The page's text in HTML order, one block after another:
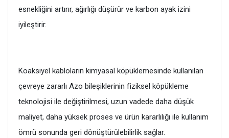
esnekliğini artırır, ağırlığı düşürür ve karbon ayak izini
iyileştirir.
Koaksiyel kabloların kimyasal köpüklemesinde kullanılan
çevreye zararlı Azo bileşiklerinin fiziksel köpükleme
teknolojisi ile değiştirilmesi, uzun vadede daha düşük
maliyet, daha yüksek proses ve ürün kararlılığı ile kullanım
ömrü sonunda geri dönüştürülebilirlik sağlar.